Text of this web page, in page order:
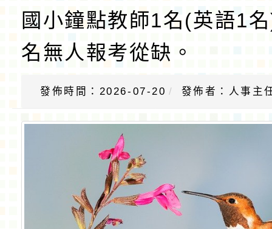
國小鐘點教師1名(英語1
名無人報考從缺。
發佈時間：2026-07-20 發佈者：人事主